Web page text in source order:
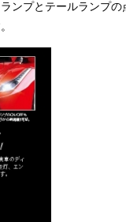
ンプとテールランプ